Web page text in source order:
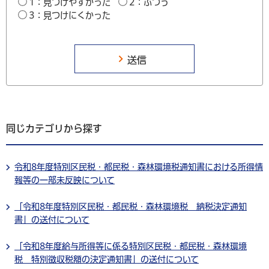
1：見つけやすかった
2：ふつう
3：見つけにくかった
同じカテゴリから探す
令和8年度特別区民税・都民税・森林環境税通知書における所得情
報等の一部未反映について
「令和8年度特別区民税・都民税・森林環境税 納税決定通知
書」の送付について
「令和8年度給与所得等に係る特別区民税・都民税・森林環境
税 特別徴収税額の決定通知書」の送付について